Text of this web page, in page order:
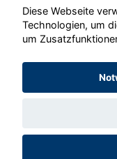
©
Diese Webseite
Technologien, um
um